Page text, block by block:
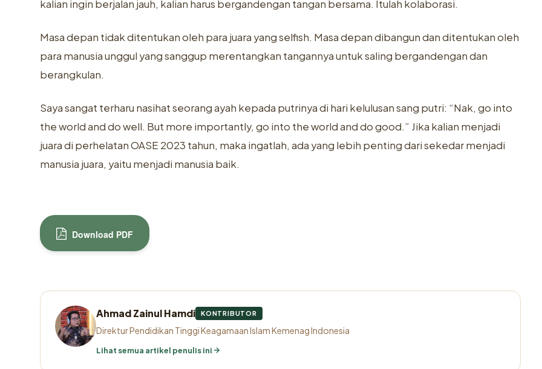
kalian ingin berjalan jauh, kalian harus bergandengan tangan bersama. Itulah kolaborasi.
Masa depan tidak ditentukan oleh para juara yang selfish. Masa depan dibangun dan ditentukan oleh
para manusia unggul yang sanggup merentangkan tangannya untuk saling bergandengan dan
berangkulan.
Saya sangat terharu nasihat seorang ayah kepada putrinya di hari kelulusan sang putri: “Nak, go into
the world and do well. But more importantly, go into the world and do good.” Jika kalian menjadi
juara di perhelatan OASE 2023 tahun, maka ingatlah, ada yang lebih penting dari sekedar menjadi
manusia juara, yaitu menjadi manusia baik.
Download PDF
Ahmad Zainul Hamdi KONTRIBUTOR
Direktur Pendidikan Tinggi Keagamaan Islam Kemenag Indonesia
Lihat semua artikel penulis ini